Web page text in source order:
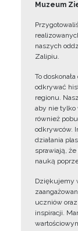
Muzeum
naszych
Zalipiu.
To
odkrywać
regionu.
aby nie tylko
również
odkrywców.
działania
sprawiają,
nauką
Dziękujemy
uczniów
inspiracji.